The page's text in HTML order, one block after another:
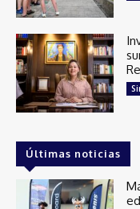
Últimas noticias